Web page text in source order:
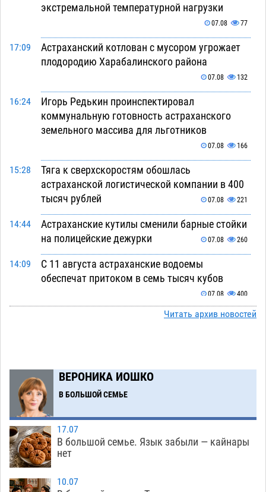
экстремальной температурной нагрузки
07.08 77
17:09
Астраханский котлован с мусором угрожает
плодородию Харабалинского района
07.08 132
16:24
Игорь Редькин проинспектировал
коммунальную готовность астраханского
земельного массива для льготников
07.08 166
15:28
Тяга к сверхскоростям обошлась
астраханской логистической компании в 400
тысяч рублей
07.08 221
14:44
Астраханские кутилы сменили барные стойки
на полицейские дежурки
07.08 260
14:09
С 11 августа астраханские водоемы
обеспечат притоком в семь тысяч кубов
07.08 400
Астраханский аэропорт попробует отбиться
помойку
11:58
В Астрахани подросток угнал мотоцикл и
похитил чужие мобильник с банковскими
картами
11:20
Астраханцев ждут на парковом газоне с
призами и эрмитажными котами
Читать архив новостей
ВЕРОНИКА ИОШКО
В БОЛЬШОЙ СЕМЬЕ
17.07
В большой семье. Язык забыли — кайнары
нет
10.07